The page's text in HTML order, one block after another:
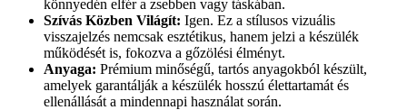
könnyedén elfér a zsebben vagy táskában.
Szívás Közben Világít: Igen. Ez a stílusos vizuális
visszajelzés nemcsak esztétikus, hanem jelzi a készülék
működését is, fokozva a gőzölési élményt.
Anyaga: Prémium minőségű, tartós anyagokból készült,
amelyek garantálják a készülék hosszú élettartamát és
ellenállását a mindennapi használat során.